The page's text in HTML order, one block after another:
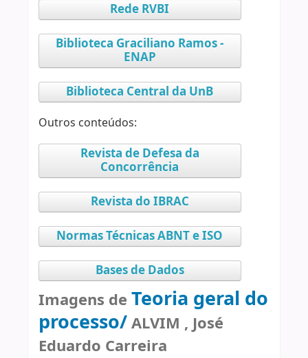
Rede RVBI
Biblioteca Graciliano Ramos -
ENAP
Biblioteca Central da UnB
Outros conteúdos:
Revista de Defesa da
Concorrência
Revista do IBRAC
Normas Técnicas ABNT e ISO
Bases de Dados
Imagens de Teoria geral do
processo/ALVIM , José
Eduardo Carreira